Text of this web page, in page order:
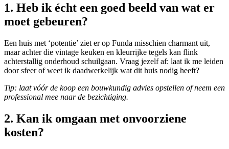
1. Heb ik écht een goed beeld van wat er
moet gebeuren?
Een huis met ‘potentie’ ziet er op Funda misschien charmant uit,
maar achter die vintage keuken en kleurrijke tegels kan flink
achterstallig onderhoud schuilgaan. Vraag jezelf af: laat ik me leiden
door sfeer of weet ik daadwerkelijk wat dit huis nodig heeft?
Tip: laat vóór de koop een bouwkundig advies opstellen of neem een
professional mee naar de bezichtiging.
2. Kan ik omgaan met onvoorziene
kosten?